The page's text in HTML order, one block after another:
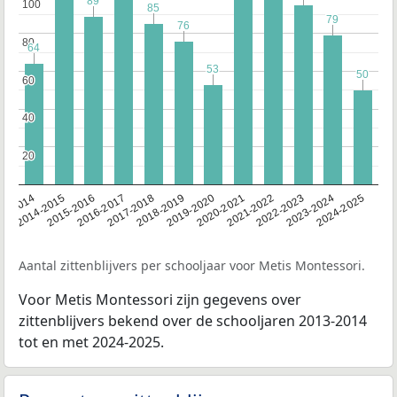
2014
2014-20152015-20162016-20172017-20182018-20192019-20202020-20212021-20222022-20232023-20242024-2025
20
20
40
40
60
60
80
80
100
100
64
64
85
85
76
76
53
53
79
79
50
50
Aantal zittenblijvers per schooljaar voor Metis Montessori.
Voor Metis Montessori zijn gegevens over
zittenblijvers bekend over de schooljaren 2013-2014
tot en met 2024-2025.